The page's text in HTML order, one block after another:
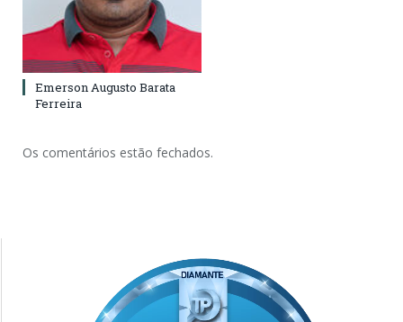
Emerson Augusto Barata
Ferreira
Os comentários estão fechados.